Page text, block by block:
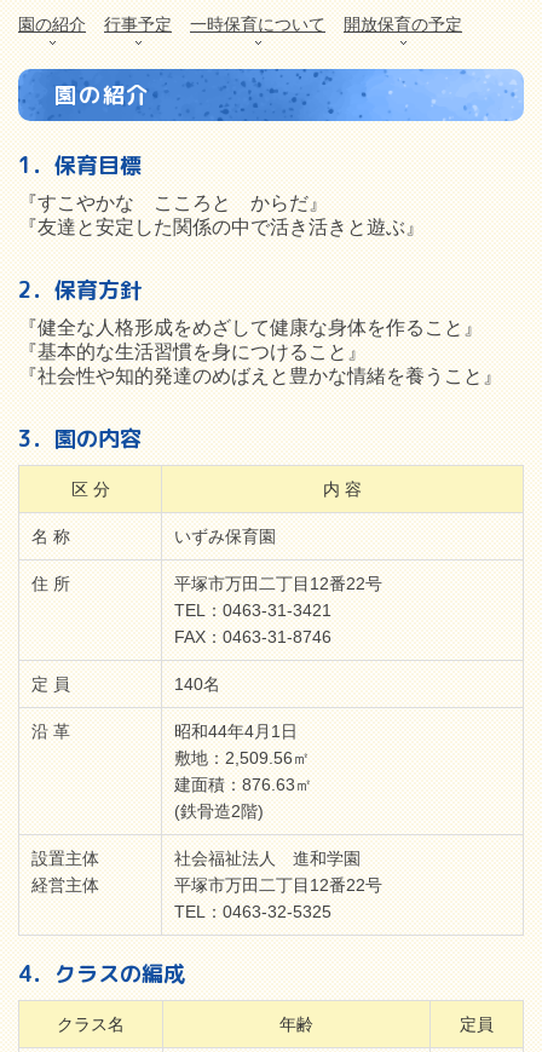
園の紹介 行事予定 一時保育について 開放保育の予定
園の紹介
1．保育目標
『すこやかな こころと からだ』
『友達と安定した関係の中で活き活きと遊ぶ』
2．保育方針
『健全な人格形成をめざして健康な身体を作ること』
『基本的な生活習慣を身につけること』
『社会性や知的発達のめばえと豊かな情緒を養うこと』
3．園の内容
区 分 内 容
名 称 いずみ保育園
住 所
平塚市万田二丁目12番22号
TEL：0463-31-3421
FAX：0463-31-8746
定 員 140名
沿 革
昭和44年4月1日
敷地：2,509.56㎡
建面積：876.63㎡
(鉄骨造2階)
設置主体
経営主体
社会福祉法人 進和学園
平塚市万田二丁目12番22号
TEL：0463-32-5325
4．クラスの編成
クラス名 年齢 定員